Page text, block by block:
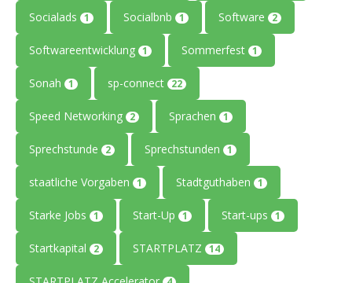
Socialads 1 Socialbnb 1 Software 2
Softwareentwicklung 1 Sommerfest 1
Sonah 1 sp-connect 22
Speed Networking 2 Sprachen 1
Sprechstunde 2 Sprechstunden 1
staatliche Vorgaben 1 Stadtguthaben 1
Starke Jobs 1 Start-Up 1 Start-ups 1
Startkapital 2 STARTPLATZ 14